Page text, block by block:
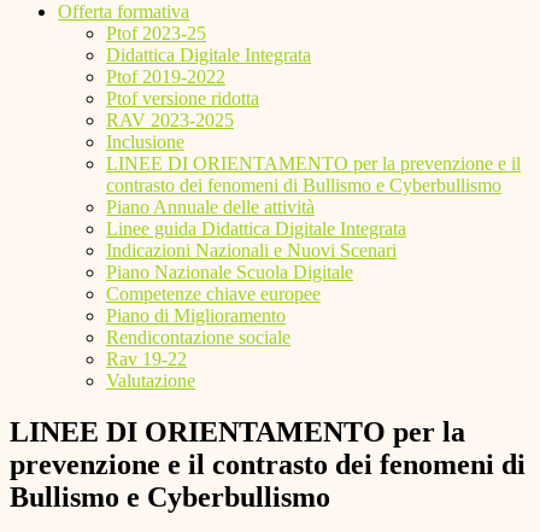
Offerta formativa
Ptof 2023-25
Didattica Digitale Integrata
Ptof 2019-2022
Ptof versione ridotta
RAV 2023-2025
Inclusione
LINEE DI ORIENTAMENTO per la prevenzione e il
contrasto dei fenomeni di Bullismo e Cyberbullismo
Piano Annuale delle attività
Linee guida Didattica Digitale Integrata
Indicazioni Nazionali e Nuovi Scenari
Piano Nazionale Scuola Digitale
Competenze chiave europee
Piano di Miglioramento
Rendicontazione sociale
Rav 19-22
Valutazione
LINEE DI ORIENTAMENTO per la
prevenzione e il contrasto dei fenomeni di
Bullismo e Cyberbullismo